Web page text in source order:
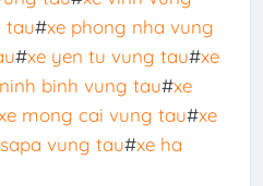
tau#xe phong nha vung
#xe yen tu vung tau#xe
binh vung tau#xe
mong cai vung tau#xe
vung tau#xe ha